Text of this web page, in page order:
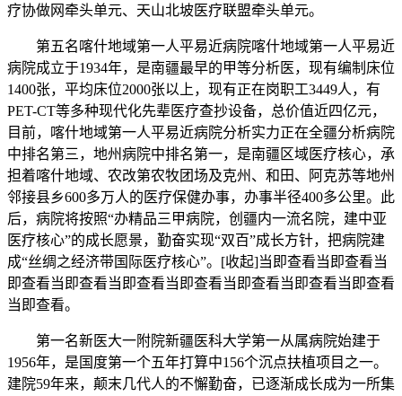
疗协做网牵头单元、天山北坡医疗联盟牵头单元。
第五名喀什地域第一人平易近病院喀什地域第一人平易近
病院成立于1934年，是南疆最早的甲等分析医，现有编制床位
1400张，平均床位2000张以上，现有正在岗职工3449人，有
PET-CT等多种现代化先辈医疗查抄设备，总价值近四亿元，
目前，喀什地域第一人平易近病院分析实力正在全疆分析病院
中排名第三，地州病院中排名第一，是南疆区域医疗核心，承
担着喀什地域、农改第农牧团场及克州、和田、阿克苏等地州
邻接县乡600多万人的医疗保健办事，办事半径400多公里。此
后，病院将按照“办精品三甲病院，创疆内一流名院，建中亚
医疗核心”的成长愿景，勤奋实现“双百”成长方针，把病院建
成“丝绸之经济带国际医疗核心”。[收起]当即查看当即查看当
即查看当即查看当即查看当即查看当即查看当即查看当即查看
当即查看。
第一名新医大一附院新疆医科大学第一从属病院始建于
1956年，是国度第一个五年打算中156个沉点扶植项目之一。
建院59年来，颠末几代人的不懈勤奋，已逐渐成长成为一所集